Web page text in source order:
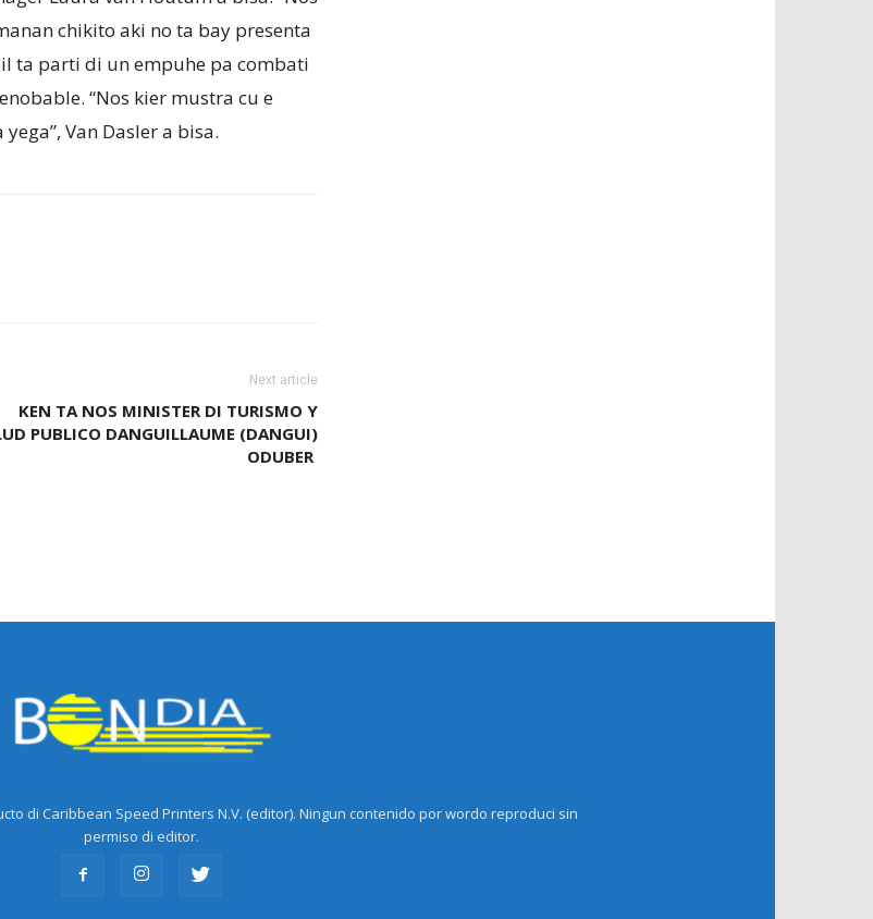
chikito aki no ta bay presenta
ta parti di un empuhe pa combati
“Nos kier mustra cu e
Van Dasler a bisa.
Next article
KEN TA NOS MINISTER DI TURISMO Y
PUBLICO DANGUILLAUME (DANGUI)
ODUBER
di Caribbean Speed Printers N.V. (editor). Ningun contenido por wordo reproduci sin
permiso di editor.